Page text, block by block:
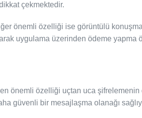
çekmektedir.
önemli özelliği ise görüntülü
uygulama üzerinden ödeme yapma
önemli özelliği uçtan uca şifrelemenin
güvenli bir mesajlaşma olanağı